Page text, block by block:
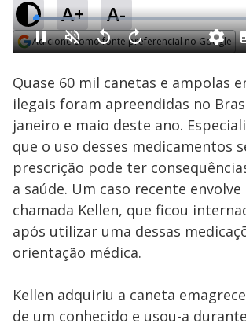
A+ A-
Adicione como fonte preferencial no Google
Pause Voltar
Avançar
Ativar
Loaded:
22.61%
Quase 60 mil canetas e ampolas
ilegais foram apreendidas no
janeiro e maio deste ano.
que o uso desses medicamentos
prescrição pode ter
a saúde. Um caso recente
chamada Kellen, que ficou
após utilizar uma dessas
orientação médica.
Kellen adquiriu a caneta
de um conhecido e usou-a